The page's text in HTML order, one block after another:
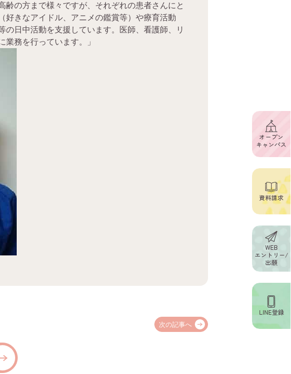
齢の方まで様々ですが、それぞれの患者さんにと
好きなアイドル、アニメの鑑賞等）や療育活動
の日中活動を支援しています。医師、看護師、リ
務を行っています。」
次の記事へ
オープン
キャンパス
資料請求
WEB
エントリー/
出願
LINE登録